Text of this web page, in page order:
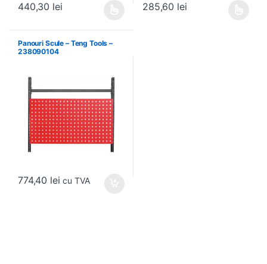
440,30 lei 285,60 lei
Panouri Scule – Teng Tools –
238090104
774,40 lei cu TVA